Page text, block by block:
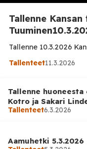
Tallenne
Tallenne 10.3.2026
Tallenteet11.3.2026
Tallenne huoneesta
Kotro ja Sakari
Tallenteet6.3.2026
Aamuhetki 5.3.2026